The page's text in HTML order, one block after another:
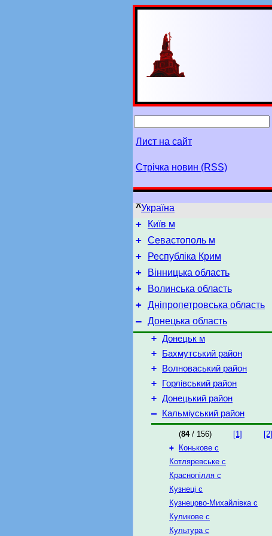
Лист на сайт
Стрічка новин (RSS)
^Україна
+ Київ м
+ Севастополь м
+ Республіка Крим
+ Вінницька область
+ Волинська область
+ Дніпропетровська область
– Донецька область
+ Донецьк м
+ Бахмутський район
+ Волноваський район
+ Горлівський район
+ Донецький район
– Кальміуський район
(84/ 156) [1]
[2]
+
Конькове с
Котляревське с
Краснопілля с
Кузнеці с
Кузнецово-Михайлівка с
Куликове с
Культура с